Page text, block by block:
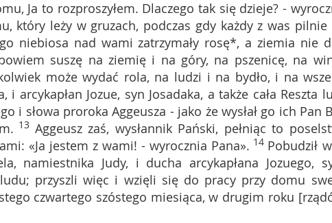
Ja to rozproszyłem. Dlaczego tak się dzieje? -
który leży w gruzach, podczas gdy każdy z was pilnie
niebiosa nad wami zatrzymały rosę*, a ziemia nie
suszę na ziemię i na góry, na pszenicę, na
może wydać rola, na ludzi i na bydło, i na
i arcykapłan Jozue, syn Josadaka, a także cała Reszta
i słowa proroka Aggeusza - jako że wysłał go ich Pan
13 Aggeusz zaś, wysłannik Pański, pełniąc to
«Ja jestem z wami! - wyrocznia Pana». 14 Pobudził
namiestnika Judy, i ducha arcykapłana Jozuego,
ludu; przyszli więc i wzięli się do pracy przy domu
czwartego szóstego miesiąca, w drugim roku